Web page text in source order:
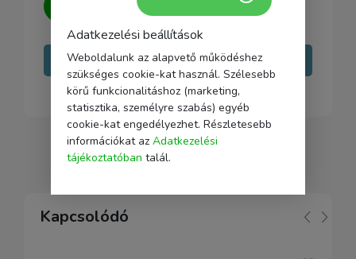
minden kérdésedre választ adni.
Írj nekünk
Kapcsolódó
Adatkezelési beállítások
Weboldalunk az alapvető működéshez
szükséges cookie-kat használ. Szélesebb
körű funkcionalitáshoz (marketing,
statisztika, személyre szabás) egyéb
cookie-kat engedélyezhet. Részletesebb
információkat az Adatkezelési
tájékoztatóban talál.